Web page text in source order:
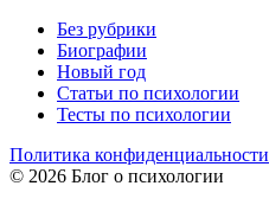
Без рубрики
Биографии
Новый год
Статьи по психологии
Тесты по психологии
Политика конфиденциальности
© 2026 Блог о психологии